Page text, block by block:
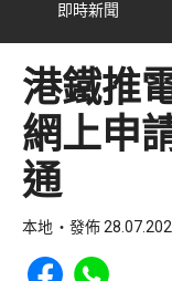
即時新聞
港鐵推
網上申
通
本地 發佈
Share to Facebook
Share to